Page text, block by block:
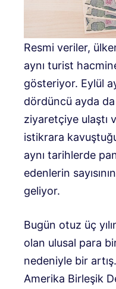
Resmi veriler,
aynı turist
gösteriyor. Eylül
dördüncü ayda
ziyaretçiye ulaştı
istikrara
aynı tarihlerde
edenlerin
geliyor.
Bugün otuz üç
olan ulusal para
nedeniyle bir
Amerika Birleşik